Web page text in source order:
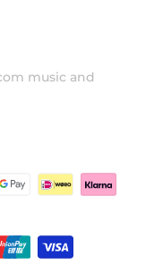
music and